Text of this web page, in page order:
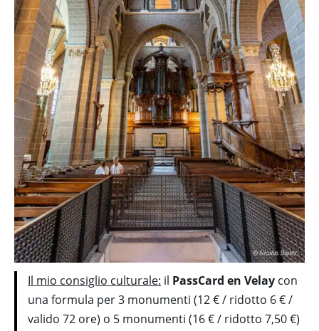
Il mio consiglio culturale: il PassCard en Velay con
una formula per 3 monumenti (12 € / ridotto 6 € /
valido 72 ore) o 5 monumenti (16 € / ridotto 7,50 €)